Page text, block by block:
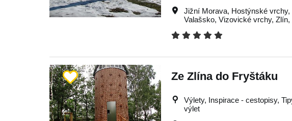
Jižní Morava, Hostýnské vrchy,
Valašsko,Vizovické vrchy,Zlín,
Ze Zlína do Fryštáku
Výlety, Inspirace - cestopisy,
výlet